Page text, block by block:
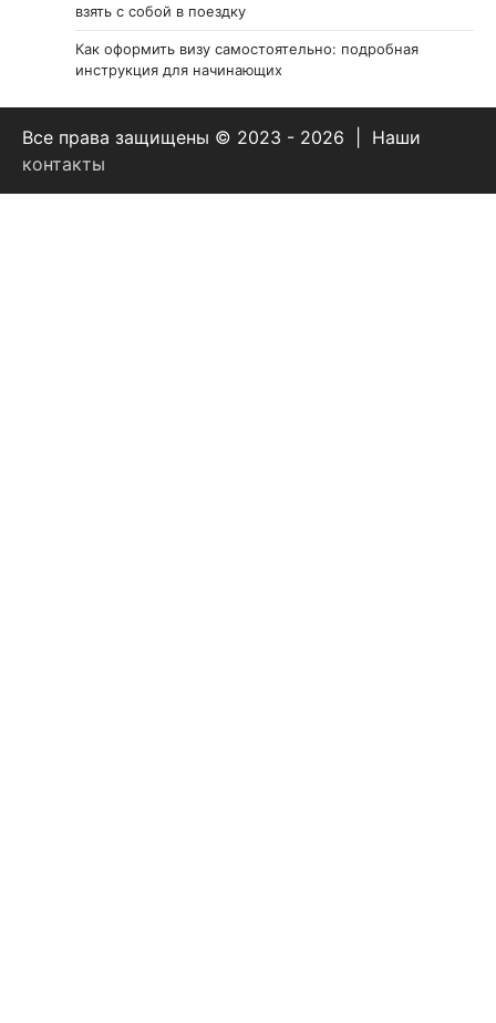
взять с собой в поездку
Как оформить визу самостоятельно: подробная
инструкция для начинающих
Все права защищены © 2023 - 2026 | Наши
контакты